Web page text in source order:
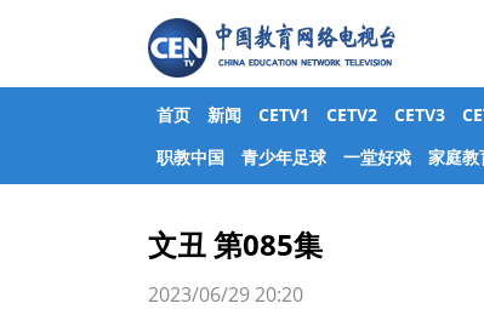
首页 新闻 CETV1 CETV2 CETV3
职教中国
青少年足球 一堂好戏 家庭教
文丑 第085集
2023/06/29 20:20